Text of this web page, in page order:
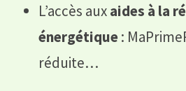
L’accès auxaides à la
énergétique:
réduite…